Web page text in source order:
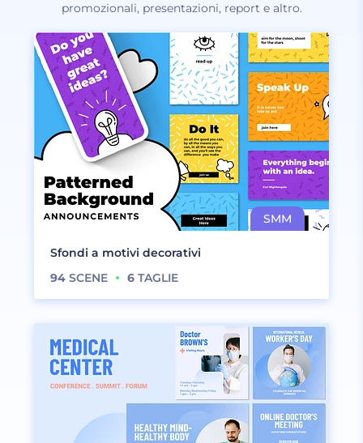
promozionali, presentazioni, report e altro.
Sfondi a motivi decorativi
94 SCENE 6 TAGLIE